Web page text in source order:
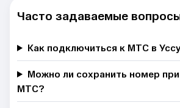
Часто задаваемые
Как подключиться к МТС в
Можно ли сохранить номер
МТС?